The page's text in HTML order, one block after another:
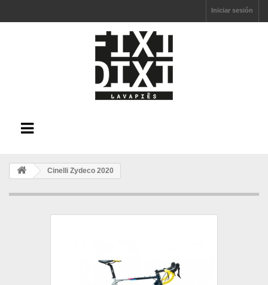
Iniciar sesión
Cinelli Zydeco 2020